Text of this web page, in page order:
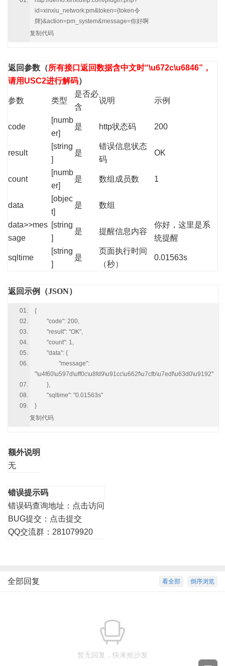
id=xinxiu_network:pm&token={token令
牌}&action=pm_system&message=你好啊
复制代码
返回参数 （所有接口返回数据含中文时“\u672c\u6846”，
请用USC2进行解码）
参数 类型
是否必
含
说明 示例
code
[numb
er]
是 http状态码 200
result
[string
]
是
错误信息状态
码
OK
count
[numb
er]
是 数组成员数 1
data
[objec
t]
是 数组
data>>mes
sage
[string
]
是 提醒信息内容
你好，这里是系
统提醒
sqltime
[string
]
是
页面执行时间
（秒）
0.01563s
返回示例（JSON）
{
"code": 200,
"result": "OK",
"count": 1,
"data": {
"message":
"\u4f60\u597d\uff0c\u8fd9\u91cc\u662f\u7cfb\u7edf\u63d0\u9192"
},
"sqltime": "0.01563s"
}
复制代码
额外说明
无
错误提示码
错误码查询地址： 点击访问
BUG提交： 点击提交
QQ交流群：281079920
倒序浏览
看全部
全部回复
暂无回复，快来抢沙发